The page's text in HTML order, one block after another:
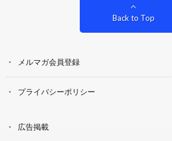
Back to Top
メルマガ会員登録
プライバシーポリシー
広告掲載